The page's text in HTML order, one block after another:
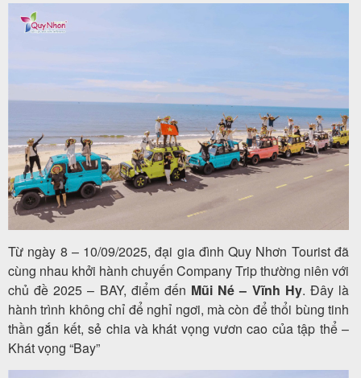
Tour
Tour
trong
nước
Combo
Quy
Nhơn
Từ ngày 8 – 10/09/2025, đại gia đình Quy Nhơn Tourist đã
cùng nhau khởi hành chuyến Company Trip thường niên với
chủ đề 2025 – BAY, điểm đến Mũi Né – Vĩnh Hy. Đây là
hành trình không chỉ để nghỉ ngơi, mà còn để thổi bùng tinh
thần gắn kết, sẻ chia và khát vọng vươn cao của tập thể –
Khát vọng “Bay”